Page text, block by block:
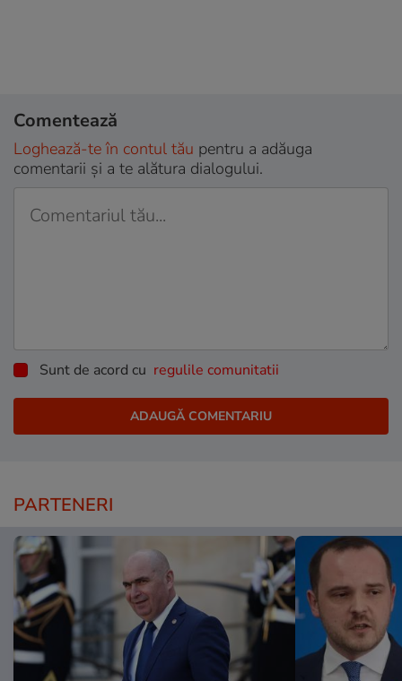
Comentează
Loghează-te în contul tău pentru a adăuga
comentarii și a te alătura dialogului.
Sunt de acord cu regulile comunitatii
PARTENERI